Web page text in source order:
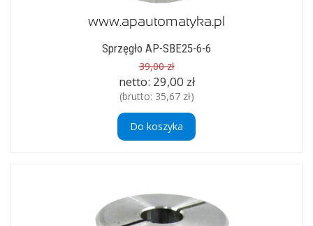
Sprzęgło AP-SBE25-6-6
39,00 zł
netto: 29,00 zł
(brutto: 35,67 zł)
Do koszyka